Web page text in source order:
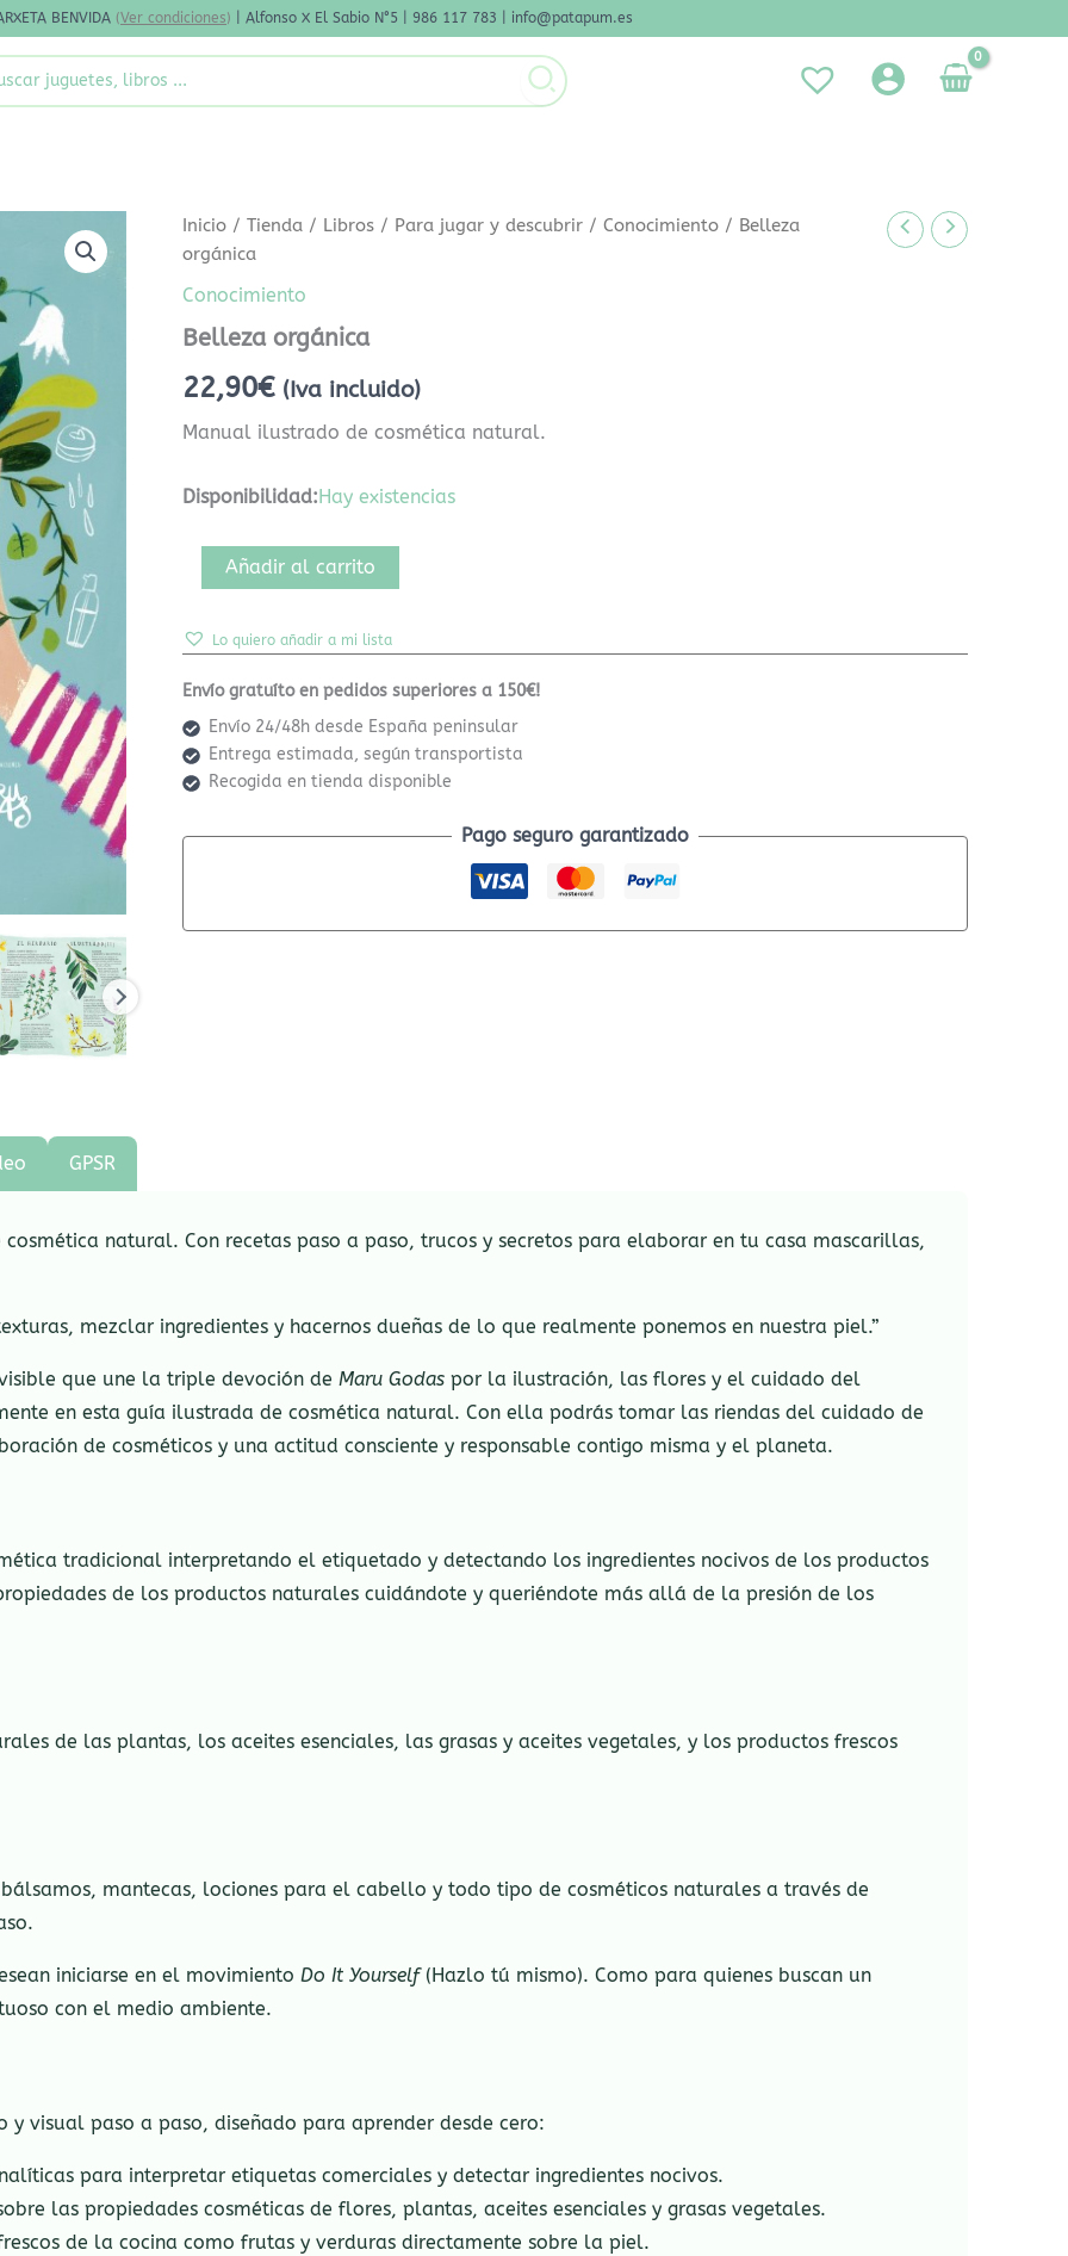
BENVIDA (Ver condiciones) | Alfonso X El Sabio N°5 | 986 117 783 | info@patapum.es
Inicio /Tienda / Libros / Para jugar y descubrir /Conocimiento / Belleza
orgánica
Conocimiento
Belleza orgánica
22,90€ (Iva incluido)
Manual ilustrado de cosmética natural.
Disponibilidad:Hay existencias
Belleza
orgánica
cantidad
Añadir al carrito
Lo quiero añadir a mi lista
Envío gratuíto en pedidos superiores a 150€!
Envío 24/48h desde España peninsular
Entrega estimada, según transportista
Recogida en tienda disponible
Pago seguro garantizado
GPSR
natural. Con recetas paso a paso, trucos y secretos para elaborar en tu casa mascarillas,
mezclar ingredientes y hacernos dueñas de lo que realmente ponemos en nuestra piel.”
que une la triple devoción de Maru Godas por la ilustración, las flores y el cuidado del
en esta guía ilustrada de cosmética natural. Con ella podrás tomar las riendas del cuidado de
de cosméticos y una actitud consciente y responsable contigo misma y el planeta.
tradicional interpretando el etiquetado y detectando los ingredientes nocivos de los productos
de los productos naturales cuidándote y queriéndote más allá de la presión de los
de las plantas, los aceites esenciales, las grasas y aceites vegetales, y los productos frescos
mantecas, lociones para el cabello y todo tipo de cosméticos naturales a través de
iniciarse en el movimiento Do It Yourself(Hazlo tú mismo). Como para quienes buscan un
con el medio ambiente.
visual paso a paso, diseñado para aprender desde cero:
para interpretar etiquetas comerciales y detectar ingredientes nocivos.
las propiedades cosméticas de flores, plantas, aceites esenciales y grasas vegetales.
de la cocina como frutas y verduras directamente sobre la piel.